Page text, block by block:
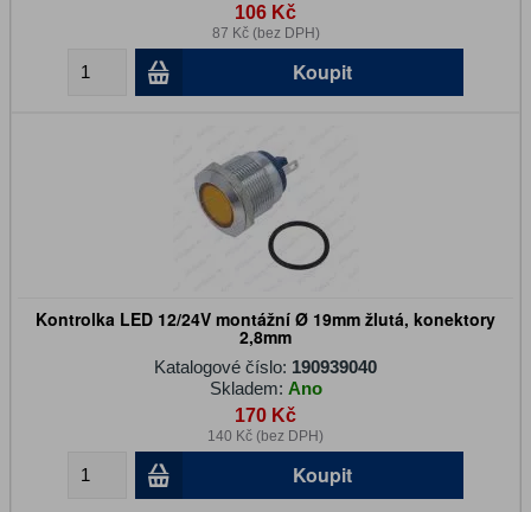
106 Kč
87 Kč (bez DPH)
Koupit
Kontrolka LED 12/24V montážní Ø 19mm žlutá, konektory
2,8mm
Katalogové číslo: 190939040
Skladem: Ano
170 Kč
140 Kč (bez DPH)
Koupit